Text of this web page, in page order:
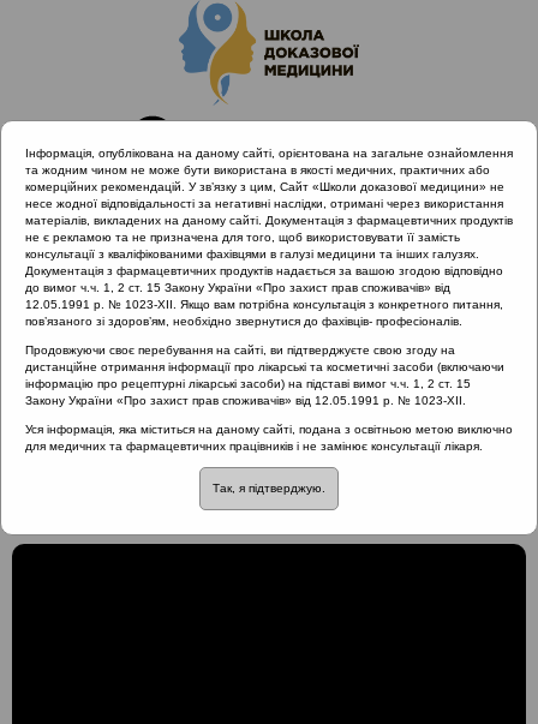
Головна
Проведені заходи
AB Resistance. Конференція для лікарів первинної ланки.
Закономірності проникнення ліків до плода
Закономірності
проникнення ліків до
Інформація, опублікована на даному сайті, орієнтована на загальне ознайомлення
та жодним чином не може бути використана в якості медичних, практичних або
комерційних рекомендацій. У зв’язку з цим, Сайт «Школи доказової медицини» не
несе жодної відповідальності за негативні наслідки, отримані через використання
матеріалів, викладених на даному сайті. Документація з фармацевтичних продуктів
не є рекламою та не призначена для того, щоб використовувати її замість
консультації з кваліфікованими фахівцями в галузі медицини та інших галузях.
Документація з фармацевтичних продуктів надається за вашою згодою відповідно
до вимог ч.ч. 1, 2 ст. 15 Закону України «Про захист прав споживачів» від
12.05.1991 р. № 1023-XII. Якщо вам потрібна консультація з конкретного питання,
пов’язаного зі здоров’ям, необхідно звернутися до фахівців- професіоналів.
Продовжуючи своє перебування на сайті, ви підтверджуєте свою згоду на
дистанційне отримання інформації про лікарські та косметичні засоби (включаючи
інформацію про рецептурні лікарські засоби) на підставі вимог ч.ч. 1, 2 ст. 15
Закону України «Про захист прав споживачів» від 12.05.1991 р. № 1023-XII.
Уся інформація, яка міститься на даному сайті, подана з освітньою метою виключно
для медичних та фармацевтичних працівників і не замінює консультації лікаря.
Так, я підтверджую.